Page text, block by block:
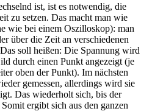
ist, ist es notwendig, die
zu setzen. Das macht man wie
wie bei einem Oszilloskop): man
über die Zeit an verschiedenen
soll heißen: Die Spannung wird
durch einen Punkt angezeigt (je
oben der Punkt). Im nächsten
gemessen, allerdings wird sie
Das wiederholt sich, bis der
ergibt sich aus den ganzen